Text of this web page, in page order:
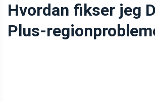
Hvordan fikser jeg
Plus-